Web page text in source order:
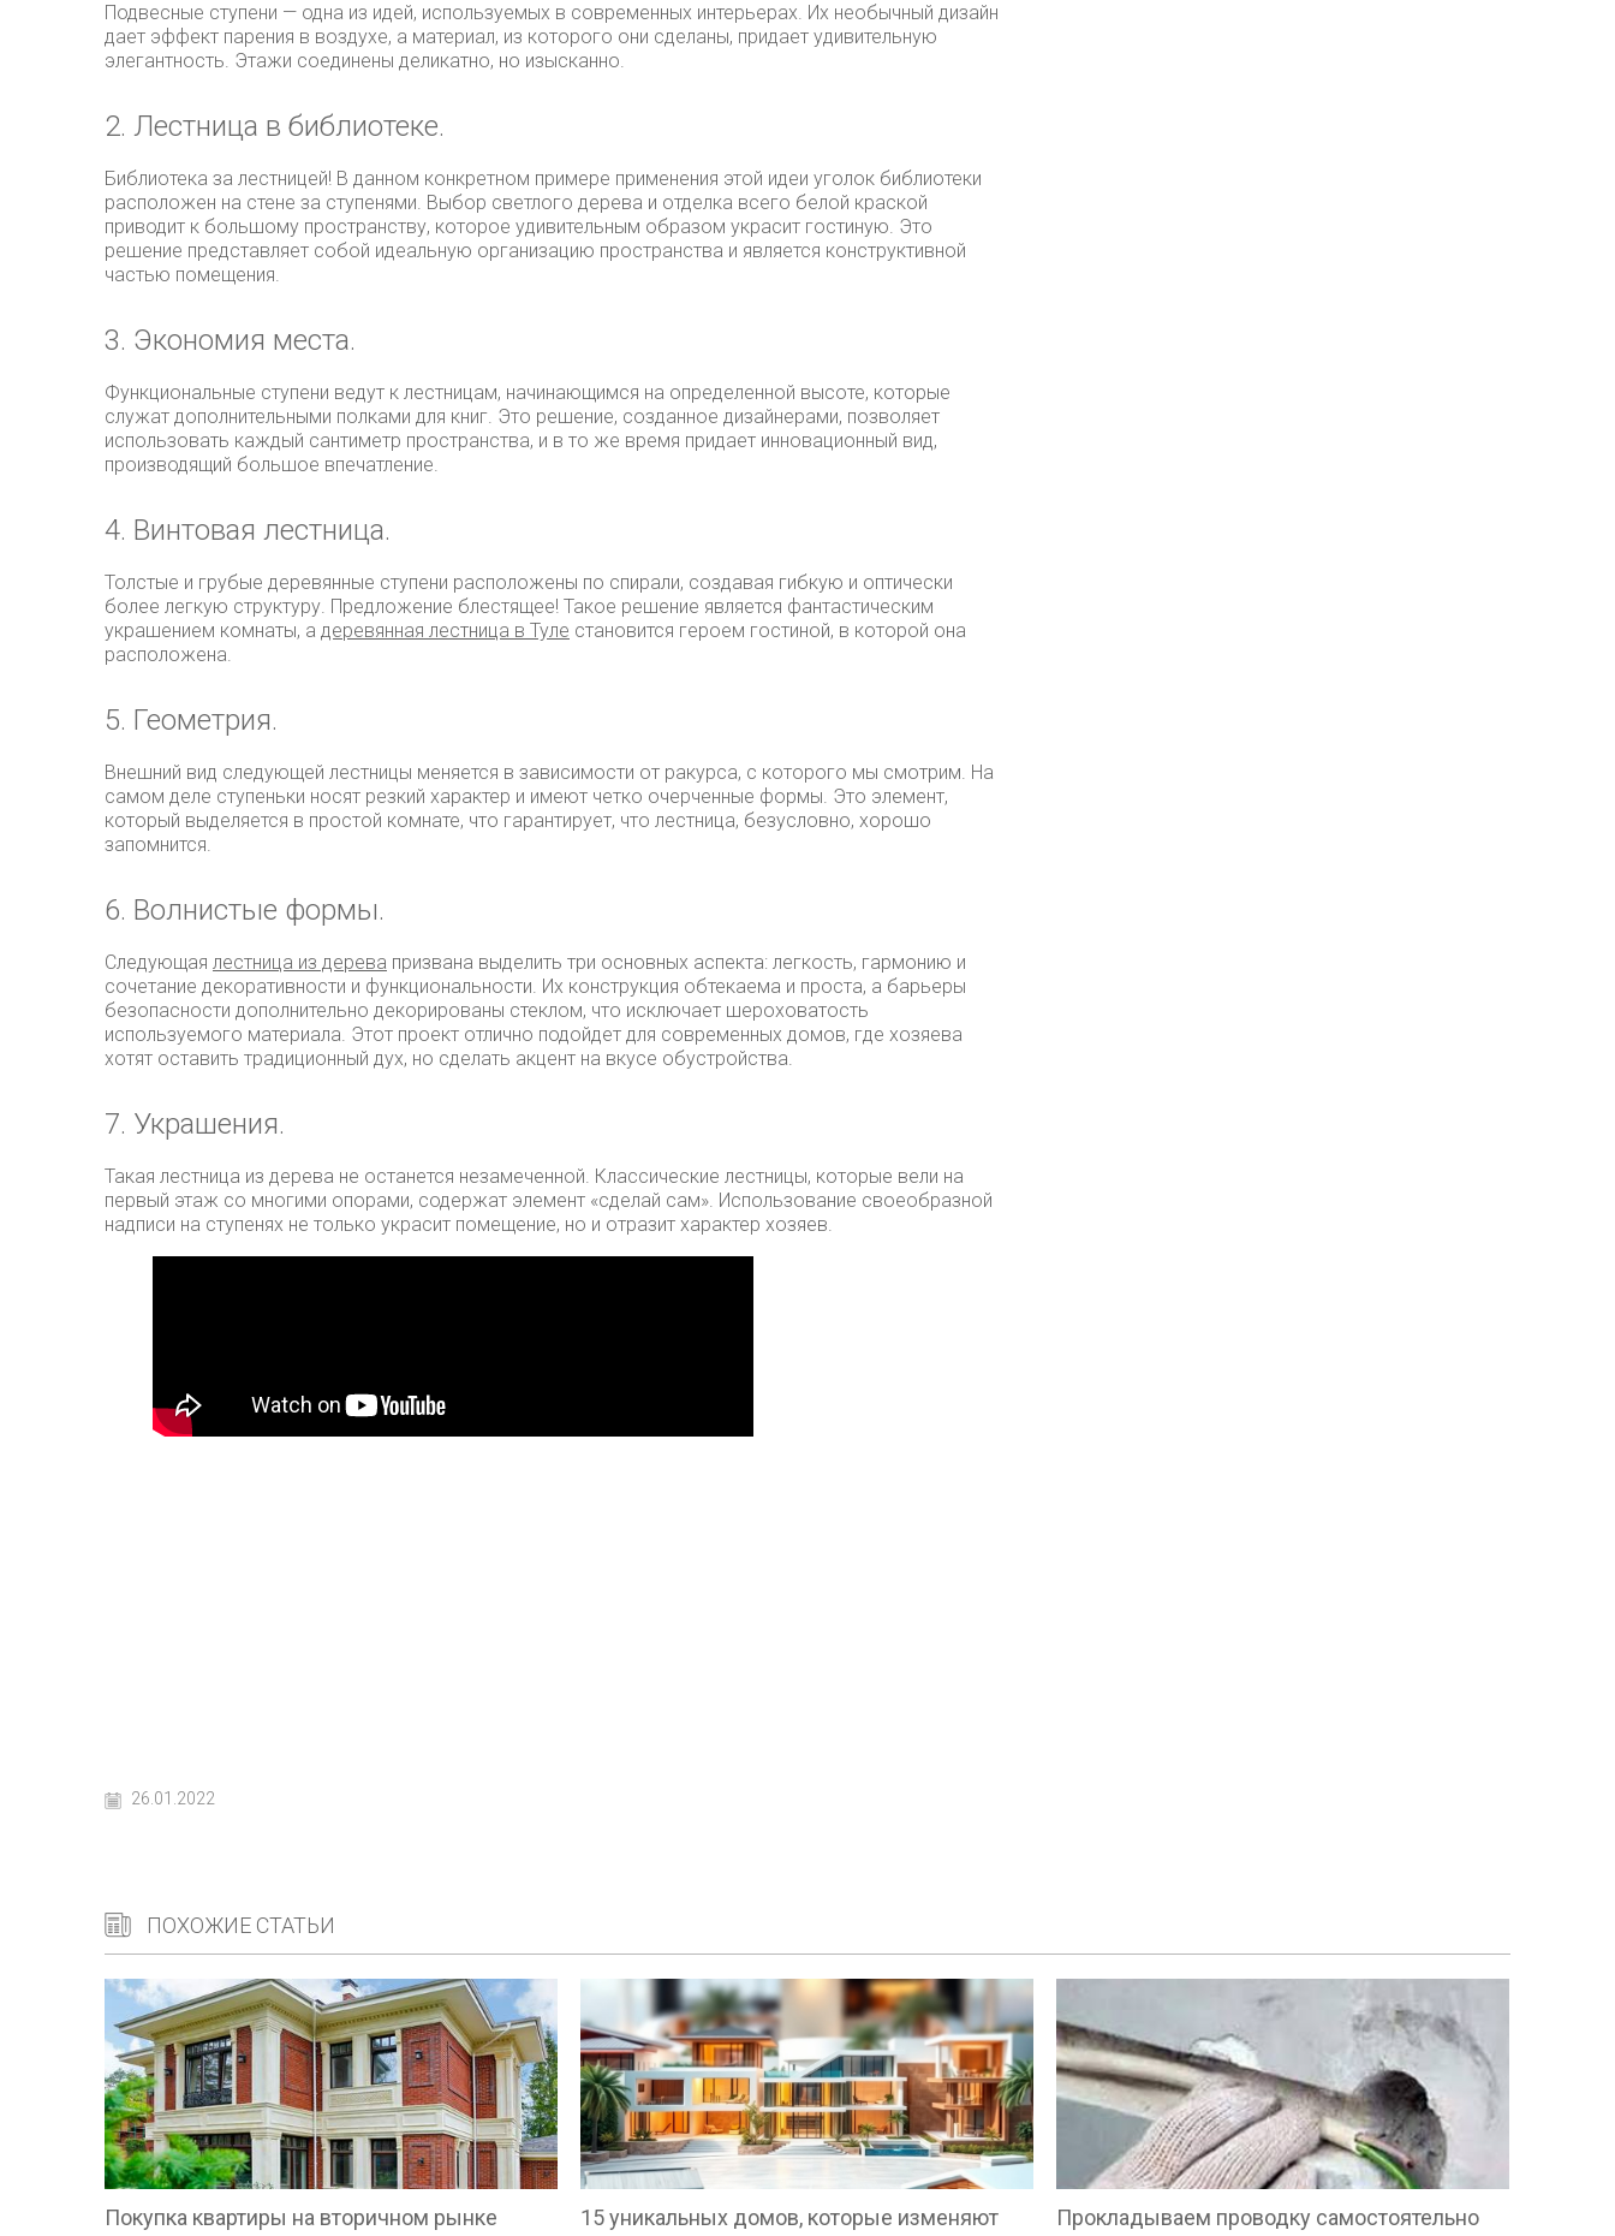
Подвесные ступени — одна из идей, используемых в современных интерьерах. Их необычный дизайн
дает эффект парения в воздухе, а материал, из которого они сделаны, придает удивительную
элегантность. Этажи соединены деликатно, но изысканно.
2. Лестница в библиотеке.
Библиотека за лестницей! В данном конкретном примере применения этой идеи уголок библиотеки
расположен на стене за ступенями. Выбор светлого дерева и отделка всего белой краской
приводит к большому пространству, которое удивительным образом украсит гостиную. Это
решение представляет собой идеальную организацию пространства и является конструктивной
частью помещения.
3. Экономия места.
Функциональные ступени ведут к лестницам, начинающимся на определенной высоте, которые
служат дополнительными полками для книг. Это решение, созданное дизайнерами, позволяет
использовать каждый сантиметр пространства, и в то же время придает инновационный вид,
производящий большое впечатление.
4. Винтовая лестница.
Толстые и грубые деревянные ступени расположены по спирали, создавая гибкую и оптически
более легкую структуру. Предложение блестящее! Такое решение является фантастическим
украшением комнаты, а деревянная лестница в Туле становится героем гостиной, в которой она
расположена.
5. Геометрия.
Внешний вид следующей лестницы меняется в зависимости от ракурса, с которого мы смотрим. На
самом деле ступеньки носят резкий характер и имеют четко очерченные формы. Это элемент,
который выделяется в простой комнате, что гарантирует, что лестница, безусловно, хорошо
запомнится.
6. Волнистые формы.
Следующая лестница из дерева призвана выделить три основных аспекта: легкость, гармонию и
сочетание декоративности и функциональности. Их конструкция обтекаема и проста, а барьеры
безопасности дополнительно декорированы стеклом, что исключает шероховатость
используемого материала. Этот проект отлично подойдет для современных домов, где хозяева
хотят оставить традиционный дух, но сделать акцент на вкусе обустройства.
7. Украшения.
Такая лестница из дерева не останется незамеченной. Классические лестницы, которые вели на
первый этаж со многими опорами, содержат элемент «сделай сам». Использование своеобразной
надписи на ступенях не только украсит помещение, но и отразит характер хозяев.
26.01.2022
ПОХОЖИЕ СТАТЬИ
Покупка квартиры на вторичном рынке
15 уникальных домов, которые изменяют
Прокладываем проводку самостоятельно